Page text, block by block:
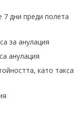
7 дни преди полета
за анулация
анулация
като такса